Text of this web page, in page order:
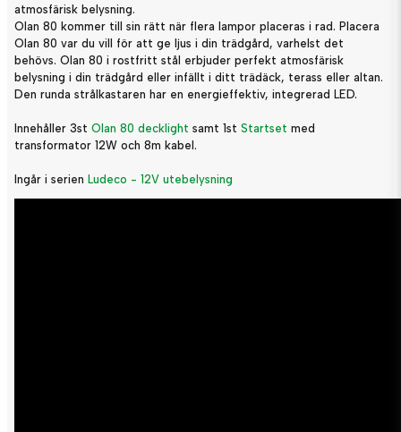
atmosfärisk belysning.
Olan 80 kommer till sin rätt när flera lampor placeras i rad. Placera
Olan 80 var du vill för att ge ljus i din trädgård, varhelst det
behövs. Olan 80 i rostfritt stål erbjuder perfekt atmosfärisk
belysning i din trädgård eller infällt i ditt trädäck, terass eller altan.
Den runda strålkastaren har en energieffektiv, integrerad LED.
Innehåller 3st Olan 80 decklight samt 1st Startset med
transformator 12W och 8m kabel.
Ingår i serien Ludeco - 12V utebelysning